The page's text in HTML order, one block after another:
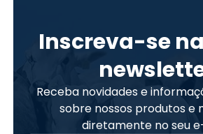
Inscreva-se
Receba novidades e
sobre nossos produtos e
diretamente no seu